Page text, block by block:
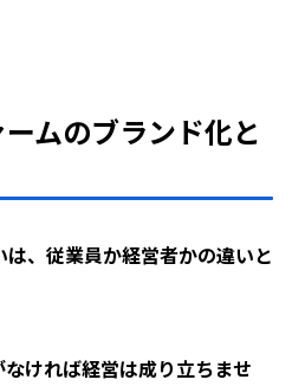
ムのブランド化と
、従業員か経営者かの違いと
ければ経営は成り立ちませ